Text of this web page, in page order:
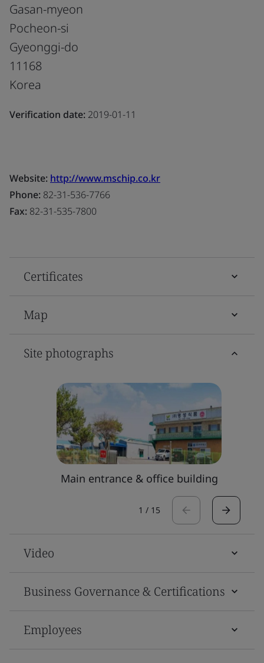
Gasan-myeon
Pocheon-si
Gyeonggi-do
11168
Korea
Verification date: 2019-01-11
Website: http://www.mschip.co.kr
Phone: 82-31-536-7766
Fax: 82-31-535-7800
Certificates
Map
Site photographs
Main entrance & office building
1 / 15
Video
Business Governance & Certifications
Employees